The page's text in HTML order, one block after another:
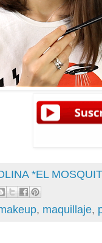
*EL
, maquillaje,